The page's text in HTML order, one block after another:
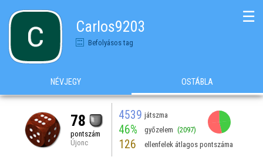
Carlos9203
Befolyásos tag
☰
NÉVJEGY OSTÁBLA
78
pontszám
Újonc
4539 játszma
46% győzelem (2097)
126 ellenfelek átlagos pontszáma